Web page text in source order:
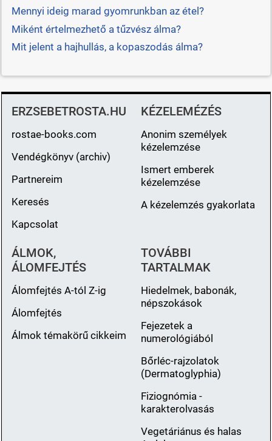
Mennyi ideig marad gyomrunkban az étel?
Miként értelmezhető a tűzvész álma?
Mit jelent a hajhullás, a kopaszodás álma?
ERZSEBETROSTA.HU
rostae-books.com
Vendégkönyv (archiv)
Partnereim
Keresés
Kapcsolat
KÉZELEMÉZÉS
Anonim személyek
kézelemzése
Ismert emberek
kézelemzése
A kézelemzés gyakorlata
ÁLMOK,
ÁLOMFEJTÉS
Álomfejtés A-tól Z-ig
Álomfejtés
Álmok témakörű cikkeim
TOVÁBBI
TARTALMAK
Hiedelmek, babonák,
népszokások
Fejezetek a
numerológiából
Bőrléc-rajzolatok
(Dermatoglyphia)
Fiziognómia -
karakterolvasás
Vegetáriánus és halas